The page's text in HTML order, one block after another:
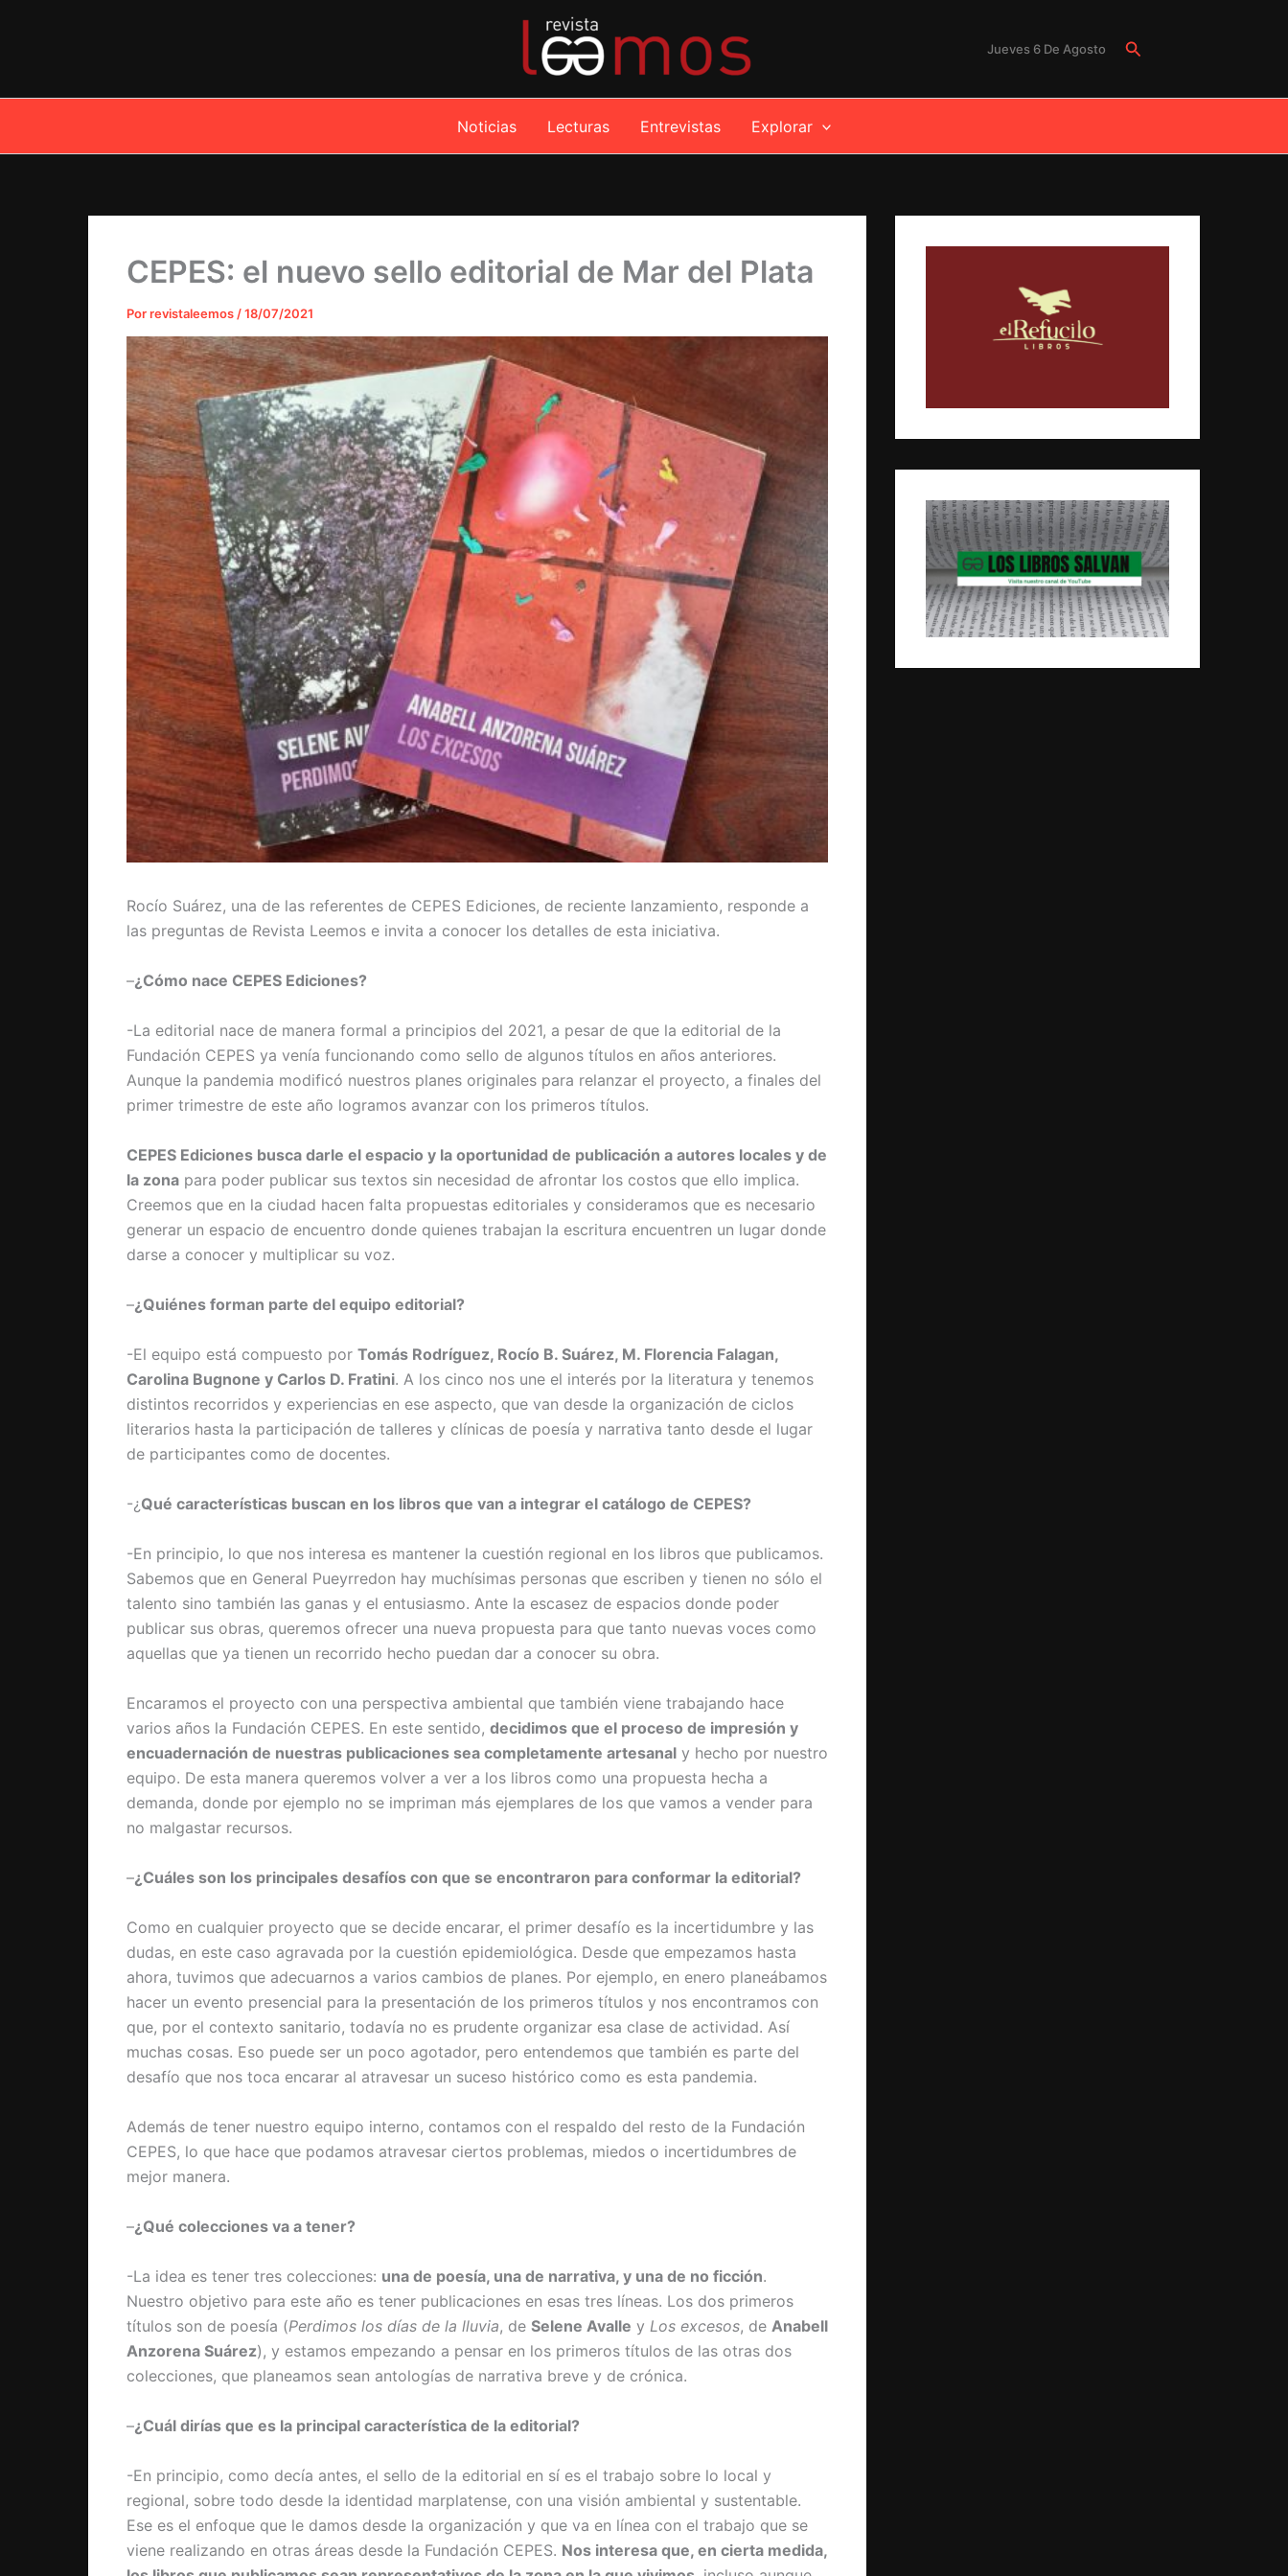
Jueves 6 De Agosto Buscar
Noticias Lecturas Entrevistas Explorar
CEPES: el nuevo sello editorial de Mar del Plata
Porrevistaleemos /18/07/2021
Rocío Suárez, una de las referentes de CEPES Ediciones, de reciente lanzamiento, responde a
las preguntas de Revista Leemos e invita a conocer los detalles de esta iniciativa.
–¿Cómo nace CEPES Ediciones?
-La editorial nace de manera formal a principios del 2021, a pesar de que la editorial de la
Fundación CEPES ya venía funcionando como sello de algunos títulos en años anteriores.
Aunque la pandemia modificó nuestros planes originales para relanzar el proyecto, a finales del
primer trimestre de este año logramos avanzar con los primeros títulos.
CEPES Ediciones busca darle el espacio y la oportunidad de publicación a autores locales y de
la zona para poder publicar sus textos sin necesidad de afrontar los costos que ello implica.
Creemos que en la ciudad hacen falta propuestas editoriales y consideramos que es necesario
generar un espacio de encuentro donde quienes trabajan la escritura encuentren un lugar donde
darse a conocer y multiplicar su voz.
–¿Quiénes forman parte del equipo editorial?
-El equipo está compuesto por Tomás Rodríguez, Rocío B. Suárez, M. Florencia Falagan,
Carolina Bugnone y Carlos D. Fratini. A los cinco nos une el interés por la literatura y tenemos
distintos recorridos y experiencias en ese aspecto, que van desde la organización de ciclos
literarios hasta la participación de talleres y clínicas de poesía y narrativa tanto desde el lugar
de participantes como de docentes.
-¿Qué características buscan en los libros que van a integrar el catálogo de CEPES?
-En principio, lo que nos interesa es mantener la cuestión regional en los libros que publicamos.
Sabemos que en General Pueyrredon hay muchísimas personas que escriben y tienen no sólo el
talento sino también las ganas y el entusiasmo. Ante la escasez de espacios donde poder
publicar sus obras, queremos ofrecer una nueva propuesta para que tanto nuevas voces como
aquellas que ya tienen un recorrido hecho puedan dar a conocer su obra.
Encaramos el proyecto con una perspectiva ambiental que también viene trabajando hace
varios años la Fundación CEPES. En este sentido, decidimos que el proceso de impresión y
encuadernación de nuestras publicaciones sea completamente artesanal y hecho por nuestro
equipo. De esta manera queremos volver a ver a los libros como una propuesta hecha a
demanda, donde por ejemplo no se impriman más ejemplares de los que vamos a vender para
no malgastar recursos.
–¿Cuáles son los principales desafíos con que se encontraron para conformar la editorial?
Como en cualquier proyecto que se decide encarar, el primer desafío es la incertidumbre y las
dudas, en este caso agravada por la cuestión epidemiológica. Desde que empezamos hasta
ahora, tuvimos que adecuarnos a varios cambios de planes. Por ejemplo, en enero planeábamos
hacer un evento presencial para la presentación de los primeros títulos y nos encontramos con
que, por el contexto sanitario, todavía no es prudente organizar esa clase de actividad. Así
muchas cosas. Eso puede ser un poco agotador, pero entendemos que también es parte del
desafío que nos toca encarar al atravesar un suceso histórico como es esta pandemia.
Además de tener nuestro equipo interno, contamos con el respaldo del resto de la Fundación
CEPES, lo que hace que podamos atravesar ciertos problemas, miedos o incertidumbres de
mejor manera.
–¿Qué colecciones va a tener?
-La idea es tener tres colecciones: una de poesía, una de narrativa, y una de no ficción.
Nuestro objetivo para este año es tener publicaciones en esas tres líneas. Los dos primeros
títulos son de poesía (Perdimos los días de la lluvia, de Selene Avalle y Los excesos, de Anabell
Anzorena Suárez), y estamos empezando a pensar en los primeros títulos de las otras dos
colecciones, que planeamos sean antologías de narrativa breve y de crónica.
–¿Cuál dirías que es la principal característica de la editorial?
-En principio, como decía antes, el sello de la editorial en sí es el trabajo sobre lo local y
regional, sobre todo desde la identidad marplatense, con una visión ambiental y sustentable.
Ese es el enfoque que le damos desde la organización y que va en línea con el trabajo que se
viene realizando en otras áreas desde la Fundación CEPES. Nos interesa que, en cierta medida,